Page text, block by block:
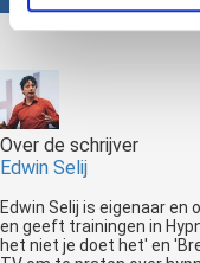
Over de schrijver
Edwin Selij
Edwin Selij is eigenaar
en geeft trainingen in
het niet je doet het' en